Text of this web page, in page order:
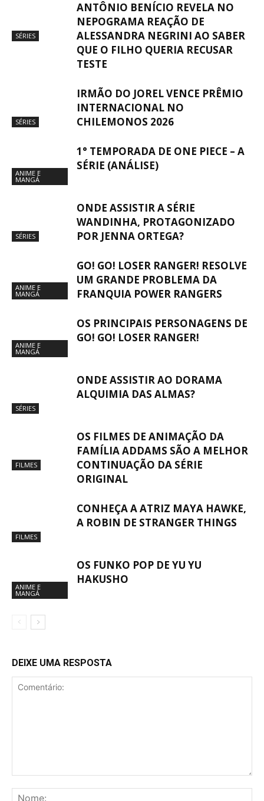
SÉRIES
ANTÔNIO BENÍCIO REVELA NO
NEPOGRAMA REAÇÃO DE
ALESSANDRA NEGRINI AO SABER
QUE O FILHO QUERIA RECUSAR
TESTE
SÉRIES
IRMÃO DO JOREL VENCE PRÊMIO
INTERNACIONAL NO
CHILEMONOS 2026
ANIME E
MANGÁ
1° TEMPORADA DE ONE PIECE – A
SÉRIE (ANÁLISE)
SÉRIES
ONDE ASSISTIR A SÉRIE
WANDINHA, PROTAGONIZADO
POR JENNA ORTEGA?
ANIME E
MANGÁ
GO! GO! LOSER RANGER! RESOLVE
UM GRANDE PROBLEMA DA
FRANQUIA POWER RANGERS
ANIME E
MANGÁ
OS PRINCIPAIS PERSONAGENS DE
GO! GO! LOSER RANGER!
SÉRIES
ONDE ASSISTIR AO DORAMA
ALQUIMIA DAS ALMAS?
FILMES
OS FILMES DE ANIMAÇÃO DA
FAMÍLIA ADDAMS SÃO A MELHOR
CONTINUAÇÃO DA SÉRIE
ORIGINAL
FILMES
CONHEÇA A ATRIZ MAYA HAWKE,
A ROBIN DE STRANGER THINGS
ANIME E
MANGÁ
OS FUNKO POP DE YU YU
HAKUSHO
DEIXE UMA RESPOSTA